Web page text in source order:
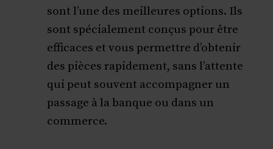
sont l’une des meilleures options. Ils
sont spécialement conçus pour être
efficaces et vous permettre d’obtenir
des pièces rapidement, sans l’attente
qui peut souvent accompagner un
passage à la banque ou dans un
commerce.